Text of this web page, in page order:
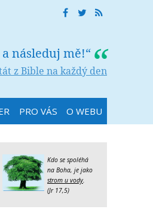
následuj mě!“
z Bible na každý den
PRO VÁS O WEBU
Kdo se spoléhá
na Boha, je jako
strom u vody.
(Jr 17,5)